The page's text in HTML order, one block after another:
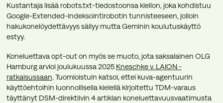
Kustantaja lisää robots.txt-tiedostoonsa kiellon, joka kohdistuu
Google-Extended-indeksointirobotin tunnisteeseen, jolloin
hakukonelöydettävyys säilyy mutta Geminin koulutuskäyttö
estyy.
Koneluettava opt-out on myös se muoto, jota saksalainen OLG
Hamburg arvioi joulukuussa 2025 Kneschke v. LAION -
ratkaisussaan. Tuomioistuin katsoi, ettei kuva-agentuurin
käyttöehtoihin luonnollisella kielellä kirjoitettu TDM-varaus
täyttänyt DSM-direktiivin 4 artiklan koneluettavuusvaatimusta